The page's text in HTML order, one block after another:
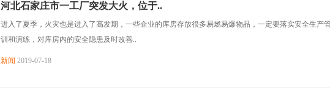
河北石家庄市一工厂突发大火，位于..
进入了夏季，火灾也是进入了高发期，一些企业的库房存放很多易燃易爆物品，一定要落实安全生产
训和演练，对库房内的安全隐患及时改善..
新闻 2019-07-18